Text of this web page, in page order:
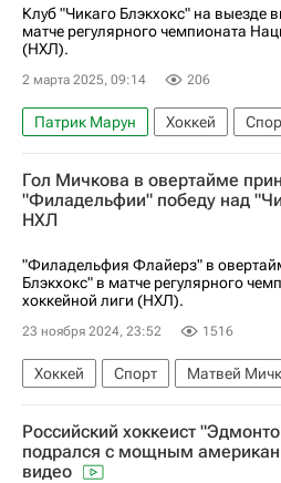
Клуб "Чикаго Блэкхокс" на выезде
матче регулярного чемпионата
(НХЛ).
2 марта 2025, 09:14 206
Патрик Марун Хоккей
Михаил Сергачев
Райан
Чикаго Блэкхокс
Анахайм
Юта Маммот
Национальная хоккейная лига
Гол Мичкова в овертайме
"Филадельфии" победу над
НХЛ
"Филадельфия Флайерз" в
Блэкхокс" в матче регулярного
хоккейной лиги (НХЛ).
23 ноября 2024, 23:52 1516
Хоккей Спорт
Матвей
Филадельфия Флайерз
Национальная хоккейная лига
Российский хоккеист
подрался с мощным
видео